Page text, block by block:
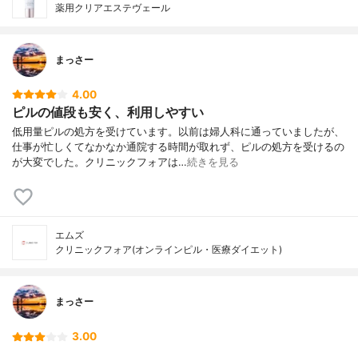
薬用クリアエステヴェール
まっさー
4.00
ピルの値段も安く、利用しやすい
低用量ピルの処方を受けています。以前は婦人科に通っていましたが、
仕事が忙しくてなかなか通院する時間が取れず、ピルの処方を受けるの
が大変でした。クリニックフォアは…続きを見る
エムズ
クリニックフォア(オンラインピル・医療ダイエット)
まっさー
3.00